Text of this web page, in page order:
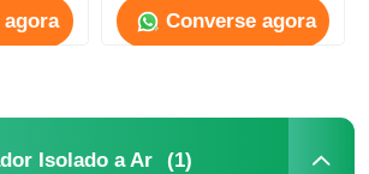
agora Converse agora
Isolado a Ar (1)